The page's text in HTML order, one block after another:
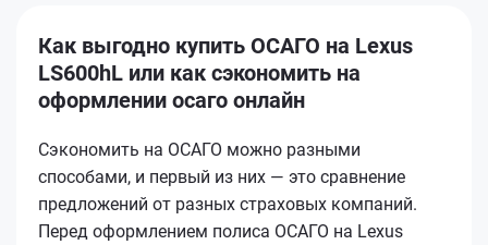
Как выгодно купить ОСАГО на Lexus
LS600hL или как сэкономить на
оформлении осаго онлайн
Сэкономить на ОСАГО можно разными
способами, и первый из них — это сравнение
предложений от разных страховых компаний.
Перед оформлением полиса ОСАГО на Lexus